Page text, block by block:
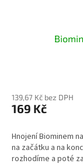
139,67 Kč bez DPH
169 Kč
Hnojení Biominem
na začátku a na
rozhodíme a poté